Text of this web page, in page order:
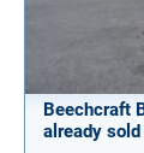
Beechcraft
already sold